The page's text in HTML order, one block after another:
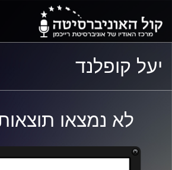
התפריט
הראשי
התוכן
הראשי
יעל קופלנד
לא נמצאו